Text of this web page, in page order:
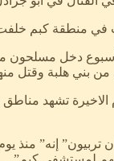
42 قتيلاً من
دخل مسلحون من
هلبة وقتل
تشهد
تربيون” إنه”